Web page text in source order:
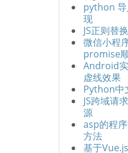
python
现
JS正则替
微信小程
promise
Android
虚线效果
Python中
JS跨域请
源
asp的程
方法
基于